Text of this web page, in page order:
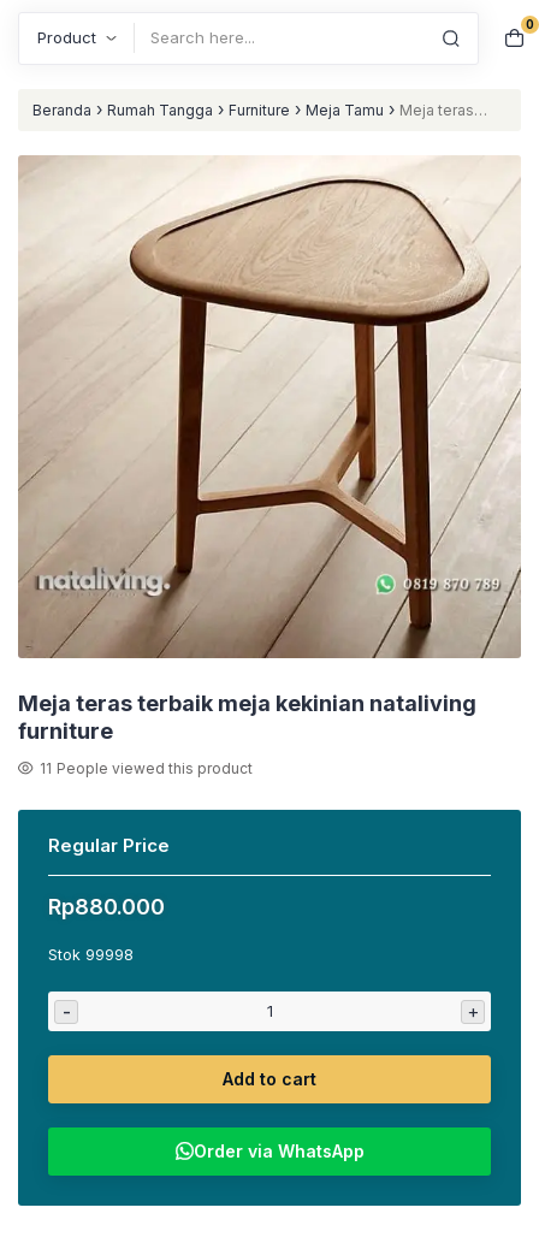
0
Beranda › Rumah Tangga › Furniture › Meja Tamu › Meja teras
Meja teras terbaik meja kekinian nataliving
furniture
11 People viewed this product
Regular Price
Rp880.000
Stok 99998
- +
Add to cart
Order via WhatsApp